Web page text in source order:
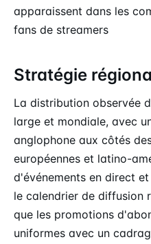
apparaissent dans les
fans de streamers
Stratégie
La distribution observée
large et mondiale, avec
anglophone aux côtés
européennes et latino-
d'événements en direct
le calendrier de diffusion
que les promotions
uniformes avec un